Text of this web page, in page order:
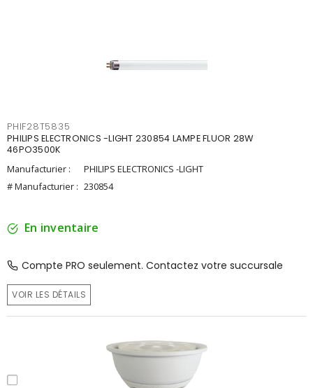
PHIF28T5835
PHILIPS ELECTRONICS -LIGHT 230854 LAMPE FLUOR 28W
46PO3500K
Manufacturier :
PHILIPS ELECTRONICS -LIGHT
# Manufacturier : 230854
En inventaire
Compte PRO seulement. Contactez votre succursale
VOIR LES DÉTAILS